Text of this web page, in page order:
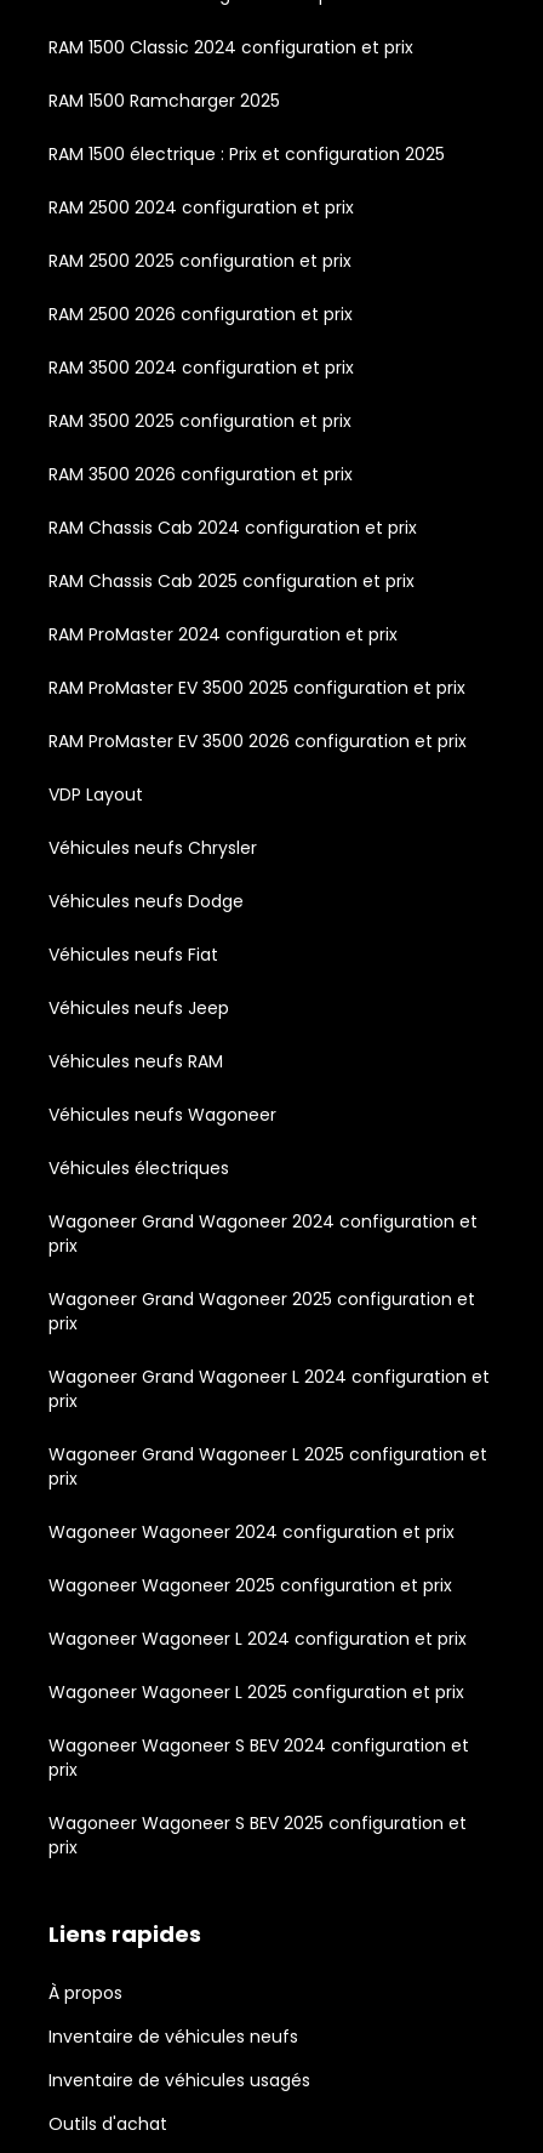
RAM 1500 Classic 2024 configuration et prix
RAM 1500 Ramcharger 2025
RAM 1500 électrique : Prix et configuration 2025
RAM 2500 2024 configuration et prix
RAM 2500 2025 configuration et prix
RAM 2500 2026 configuration et prix
RAM 3500 2024 configuration et prix
RAM 3500 2025 configuration et prix
RAM 3500 2026 configuration et prix
RAM Chassis Cab 2024 configuration et prix
RAM Chassis Cab 2025 configuration et prix
RAM ProMaster 2024 configuration et prix
RAM ProMaster EV 3500 2025 configuration et prix
RAM ProMaster EV 3500 2026 configuration et prix
VDP Layout
Véhicules neufs Chrysler
Véhicules neufs Dodge
Véhicules neufs Fiat
Véhicules neufs Jeep
Véhicules neufs RAM
Véhicules neufs Wagoneer
Véhicules électriques
Wagoneer Grand Wagoneer 2024 configuration et
prix
Wagoneer Grand Wagoneer 2025 configuration et
prix
Wagoneer Grand Wagoneer L 2024 configuration et
prix
Wagoneer Grand Wagoneer L 2025 configuration et
prix
Wagoneer Wagoneer 2024 configuration et prix
Wagoneer Wagoneer 2025 configuration et prix
Wagoneer Wagoneer L 2024 configuration et prix
Wagoneer Wagoneer L 2025 configuration et prix
Wagoneer Wagoneer S BEV 2024 configuration et
prix
Wagoneer Wagoneer S BEV 2025 configuration et
prix
Liens rapides
À propos
Inventaire de véhicules neufs
Inventaire de véhicules usagés
Outils d'achat